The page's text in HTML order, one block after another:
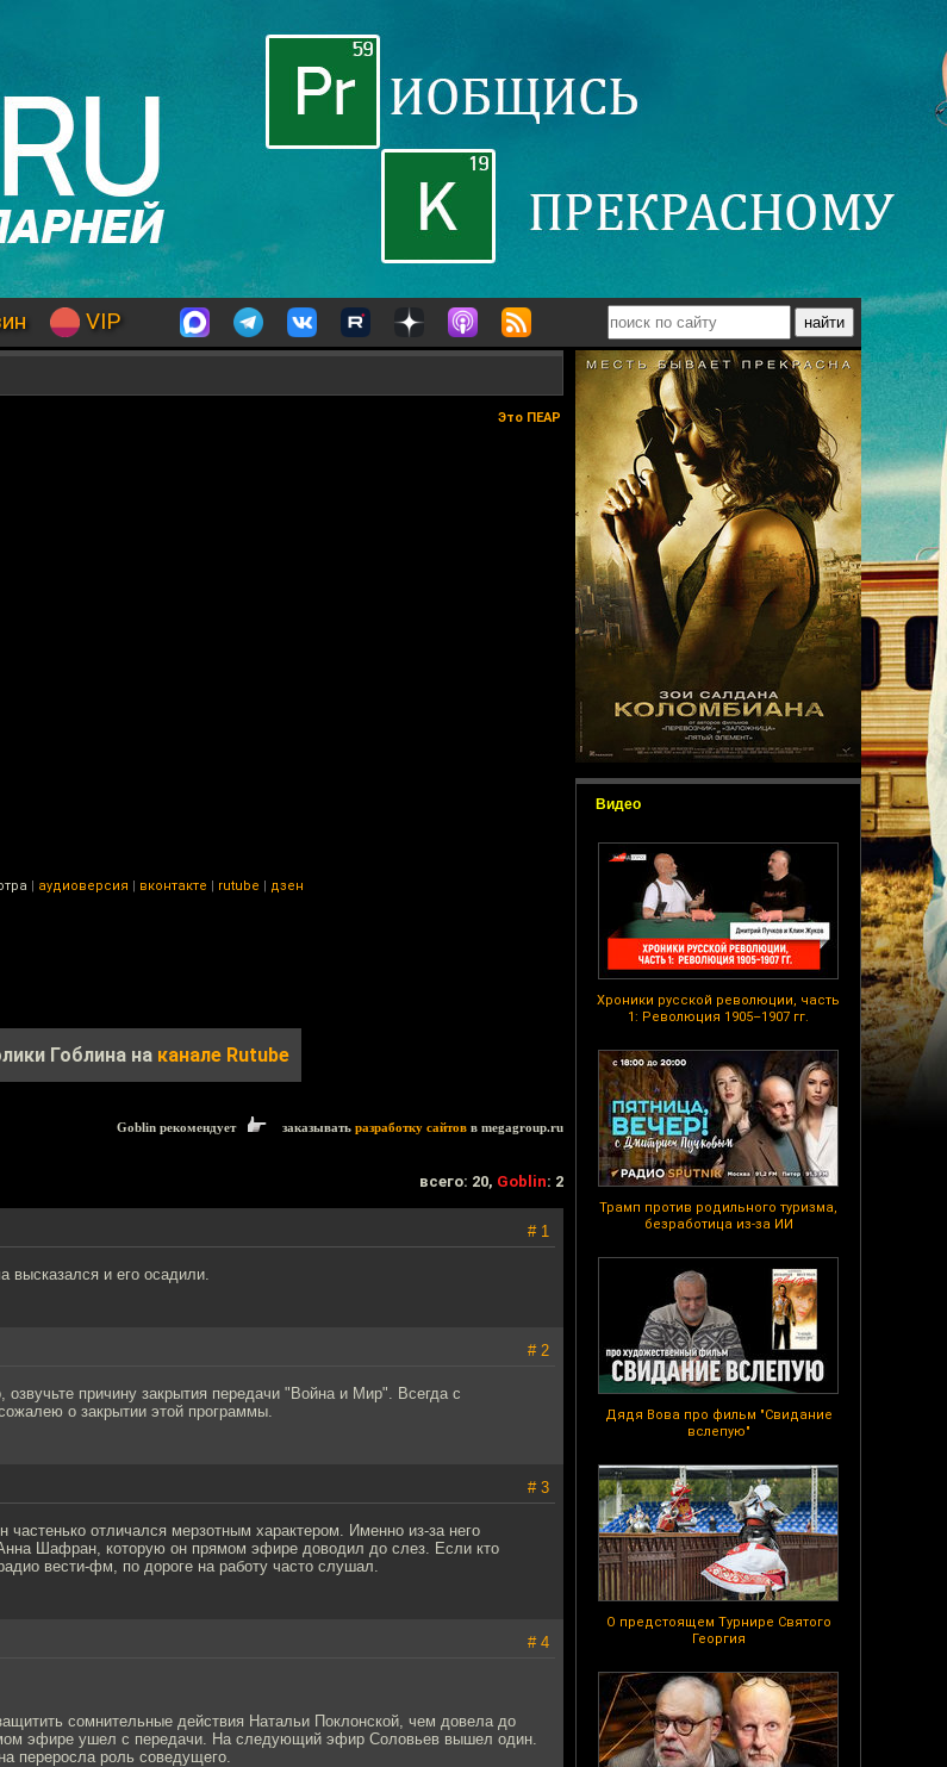
VIP
Видео
Хроники русской революции, часть
1: Революция 1905–1907 гг.
Трамп против родильного туризма,
безработица из-за ИИ
Дядя Вова про фильм "Свидание
вслепую"
О предстоящем Турнире Святого
Георгия
Это ПЕАР
| аудиоверсия | вконтакте | rutube | дзен
Гоблина на канале Rutube
Goblin рекомендует заказывать разработку сайтов в megagroup.ru
всего: 20, Goblin: 2
# 1
высказался и его осадили.
# 2
причину закрытия передачи "Война и Мир". Всегда с
о закрытии этой программы.
# 3
частенько отличался мерзотным характером. Именно из-за него
Шафран, которую он прямом эфире доводил до слез. Если кто
вести-фм, по дороге на работу часто слушал.
# 4
сомнительные действия Натальи Поклонской, чем довела до
эфире ушел с передачи. На следующий эфир Соловьев вышел один.
переросла роль соведущего.